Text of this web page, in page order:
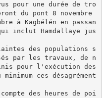
pour une durée de tro
du pont 8 novembre
à Kagbélén en passan
inclut Hamdallaye jus
des populations s
par les travaux, de n
pour l'exécution des
ces désagrément
des heures de poi